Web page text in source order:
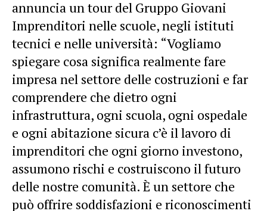
annuncia un tour del Gruppo Giovani
Imprenditori nelle scuole, negli istituti
tecnici e nelle università: “Vogliamo
spiegare cosa significa realmente fare
impresa nel settore delle costruzioni e far
comprendere che dietro ogni
infrastruttura, ogni scuola, ogni ospedale
e ogni abitazione sicura c’è il lavoro di
imprenditori che ogni giorno investono,
assumono rischi e costruiscono il futuro
delle nostre comunità. È un settore che
può offrire soddisfazioni e riconoscimenti